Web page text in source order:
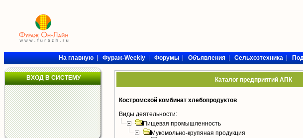
На главную|Фураж-Weekly|Форумы|Объявления|Сельхозтехника|
ВХОД В СИСТЕМУ Каталог предприятий АПК
Костромской комбинат хлебопродуктов
Виды деятельности:
Пищевая промышленность
Мукомольно-крупяная продукция